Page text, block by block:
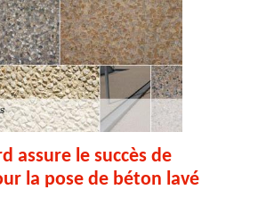
assure le succès de
la pose de béton lavé